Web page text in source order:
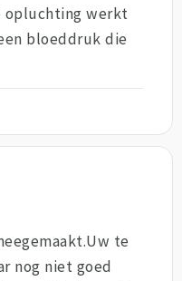
opluchting werkt
bloeddruk die
te
nog niet goed